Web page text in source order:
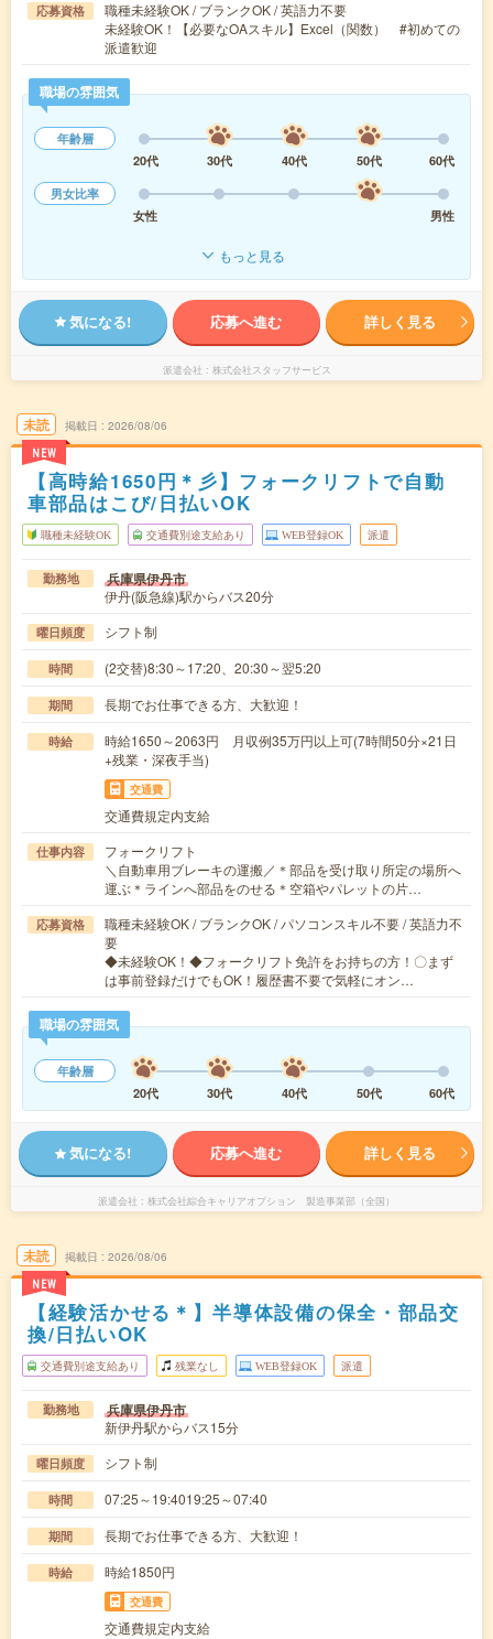
応募資格
職種未経験OK / ブランクOK / 英語力不要
未経験OK！【必要なOAスキル】Excel（関数） #初めての
派遣歓迎
職場の雰囲気
年齢層
20代
30代 40代 50代
60代
男女比率
女性
男性
もっと見る
気になる! 応募へ進む 詳しく見る
派遣会社 株式会社スタッフサービス
未読
NEW
掲載日 2026/08/06
【高時給1650円＊彡】フォークリフトで自動
車部品はこび/日払いOK
職種未経験OK 交通費別途支給あり WEB登録OK 派遣
勤務地 兵庫県伊丹市
伊丹(阪急線)駅からバス20分
曜日頻度 シフト制
時間 (2交替)8:30～17:20、20:30～翌5:20
期間 長期でお仕事できる方、大歓迎！
時給
時給1650～2063円 月収例35万円以上可(7時間50分×21日
+残業・深夜手当)
交通費
交通費規定内支給
仕事内容
フォークリフト
＼自動車用ブレーキの運搬／＊部品を受け取り所定の場所へ
運ぶ＊ラインへ部品をのせる＊空箱やパレットの片…
応募資格
職種未経験OK / ブランクOK / パソコンスキル不要 / 英語力不
要
◆未経験OK！◆フォークリフト免許をお持ちの方！〇まず
は事前登録だけでもOK！履歴書不要で気軽にオン…
職場の雰囲気
年齢層
20代
30代 40代 50代 60代
気になる! 応募へ進む 詳しく見る
派遣会社 株式会社綜合キャリアオプション 製造事業部（全国）
未読
NEW
掲載日 2026/08/06
【経験活かせる＊】半導体設備の保全・部品交
換/日払いOK
交通費別途支給あり 残業なし WEB登録OK 派遣
勤務地 兵庫県伊丹市
新伊丹駅からバス15分
曜日頻度 シフト制
時間 07:25～19:4019:25～07:40
期間 長期でお仕事できる方、大歓迎！
時給 時給1850円
交通費
交通費規定内支給